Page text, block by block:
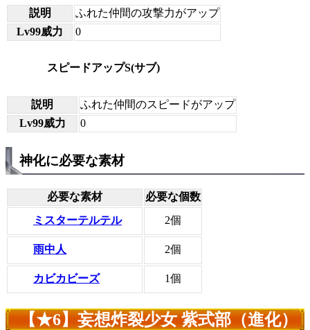
説明
ふれた仲間の攻撃力がアップ
Lv99威力
0
スピードアップS(サブ)
説明
ふれた仲間のスピードがアップ
Lv99威力
0
神化に必要な素材
必要な素材
必要な個数
ミスターテルテル
2個
雨中人 2個
カビカビーズ 1個
【★6】妄想炸裂少女 紫式部（進化）